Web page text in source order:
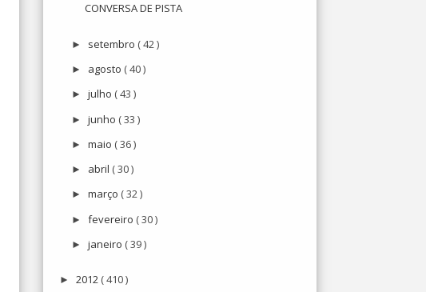
CONVERSA DE PISTA
► setembro ( 42 )
► agosto ( 40 )
►julho ( 43 )
►junho ( 33 )
►maio ( 36 )
► abril ( 30 )
►março ( 32 )
►fevereiro ( 30 )
►janeiro ( 39 )
► 2012 ( 410 )